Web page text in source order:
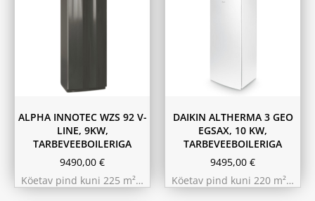
ALPHA INNOTEC WZS 92 V-
LINE, 9KW,
TARBEVEEBOILERIGA
9490,00 €
Köetav pind kuni 225 m²…
DAIKIN ALTHERMA 3 GEO
EGSAX, 10 KW,
TARBEVEEBOILERIGA
9495,00 €
Köetav pind kuni 220 m²…